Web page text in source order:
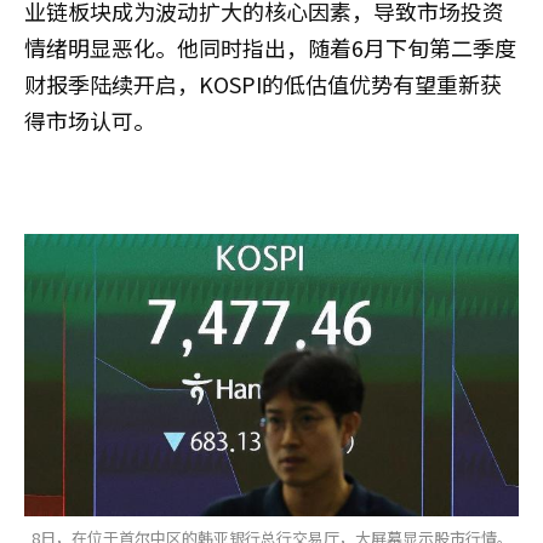
业链板块成为波动扩大的核心因素，导致市场投资
情绪明显恶化。他同时指出，随着6月下旬第二季度
财报季陆续开启，KOSPI的低估值优势有望重新获
得市场认可。
8日，在位于首尔中区的韩亚银行总行交易厅，大屏幕显示股市行情。